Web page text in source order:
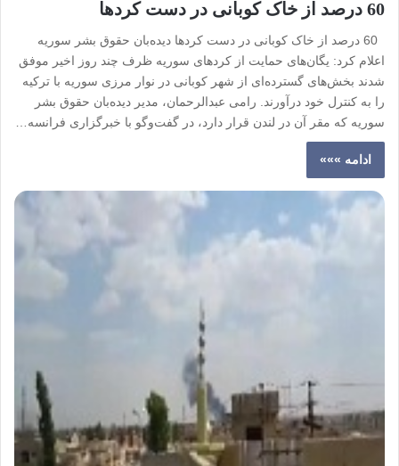
60 درصد از خاک کوبانی در دست کردها
60 درصد از خاک کوبانی در دست کردها دیده‌بان حقوق بشر سوریه
اعلام کرد: یگان‌های حمایت از کردهای سوریه ظرف چند روز اخیر موفق
شدند بخش‌های گسترده‌ای از شهر کوبانی در نوار مرزی سوریه با ترکیه
را به کنترل خود درآورند. رامی عبدالرحمان، مدیر دیده‌بان حقوق بشر
سوریه که مقر آن در لندن قرار دارد، در گفت‌وگو با خبرگزاری فرانسه…
ادامه »»»